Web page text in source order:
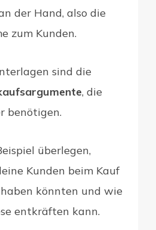
der Hand, also die
zum Kunden.
sind die
, die
benötigen.
überlegen,
Kunden beim Kauf
könnten und wie
entkräften kann.